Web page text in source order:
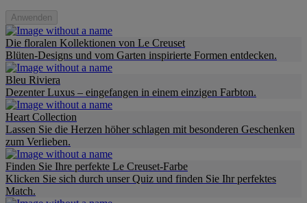
Anwenden
Die floralen Kollektionen von Le Creuset
Blüten-Designs und vom Garten inspirierte Formen entdecken.
Bleu Riviera
Dezenter Luxus – eingefangen in einem einzigen Farbton.
Heart Collection
Lassen Sie die Herzen höher schlagen mit besonderen Geschenken
zum Verlieben.
Finden Sie Ihre perfekte Le Creuset-Farbe
Klicken Sie sich durch unser Quiz und finden Sie Ihr perfektes
Match.